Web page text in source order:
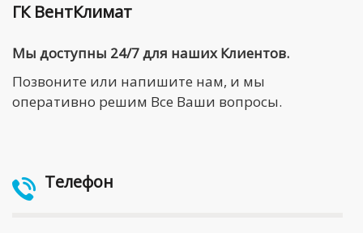
ГК ВентКлимат
Мы доступны 24/7 для наших Клиентов.
Позвоните или напишите нам, и мы
оперативно решим Все Ваши вопросы.
Телефон